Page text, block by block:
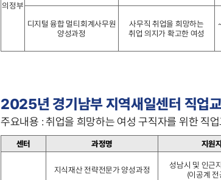
의정부
디지털 융합 멀티회계사무원
양성과정
사무직 취업을 희망하는
취업 의지가 확고한 여성
2025년 경기남부 지역새일센터 직업
주요내용 : 취업을 희망하는 여성 구직자를 위한 직
센터 과정명 지원
지식재산 전략전문가 양성과정
성남시 및 인근
(이공계